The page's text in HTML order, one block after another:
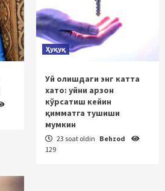
Ҳуқуқ
Уй олишдаги энг катта
хато: уйни арзон
кўрсатиш кейин
қимматга тушиши
мумкин
23 soat oldin Behzod
129